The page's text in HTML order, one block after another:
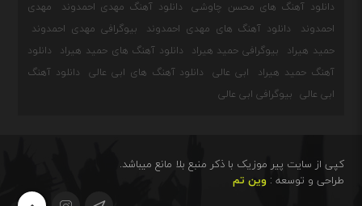
دانلود آهنگ های محسن چاوشی
دانلود آهنگ مهدی احمدوند
مهدی
احمدوند
دانلود آهنگ های مهدی احمدوند
بیوگرافی مهدی احمدوند
حمید هیراد
بیوگرافی حمید هیراد دانلود آهنگ های حمید هیراد
دانلود
آهنگ حمید هیراد
ابی عالی دانلود آهنگ های ابی عالی
دانلود آهنگ
ابی عالی
بیوگرافی ابی عالی
کپی از سایت پیر موزیک با ذکر منبع بلا مانع میباشد.
طراحی و توسعه :وین تم